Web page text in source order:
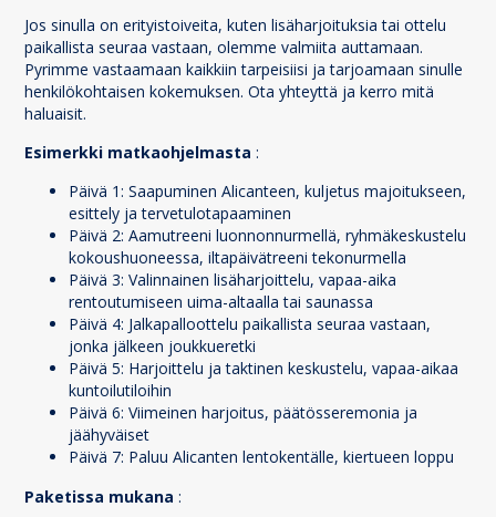
Jos sinulla on erityistoiveita, kuten lisäharjoituksia tai ottelu
paikallista seuraa vastaan, olemme valmiita auttamaan.
Pyrimme vastaamaan kaikkiin tarpeisiisi ja tarjoamaan sinulle
henkilökohtaisen kokemuksen. Ota yhteyttä ja kerro mitä
haluaisit.
Esimerkki matkaohjelmasta :
Päivä 1: Saapuminen Alicanteen, kuljetus majoitukseen,
esittely ja tervetulotapaaminen
Päivä 2: Aamutreeni luonnonnurmellä, ryhmäkeskustelu
kokoushuoneessa, iltapäivätreeni tekonurmella
Päivä 3: Valinnainen lisäharjoittelu, vapaa-aika
rentoutumiseen uima-altaalla tai saunassa
Päivä 4: Jalkapalloottelu paikallista seuraa vastaan,
jonka jälkeen joukkueretki
Päivä 5: Harjoittelu ja taktinen keskustelu, vapaa-aikaa
kuntoilutiloihin
Päivä 6: Viimeinen harjoitus, päätösseremonia ja
jäähyväiset
Päivä 7: Paluu Alicanten lentokentälle, kiertueen loppu
Paketissa mukana :